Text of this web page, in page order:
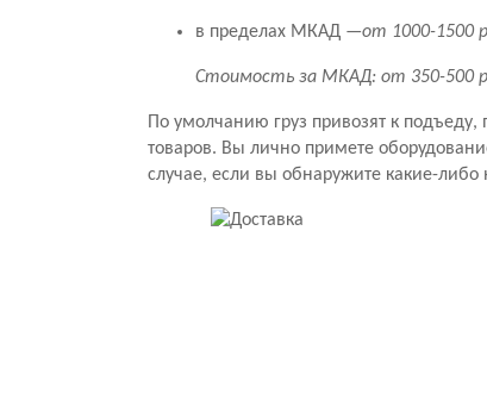
в пределах МКАД —от 1000-1500
Стоимость за МКАД: от 350-500
По умолчанию груз привозят к
товаров. Вы лично примете
случае, если вы обнаружите какие-либо